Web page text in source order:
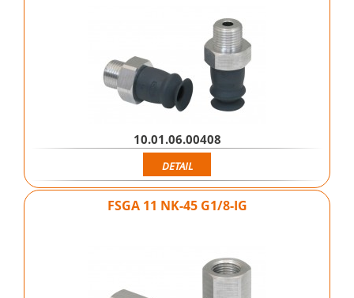
10.01.06.00408
DETAIL
FSGA 11 NK-45 G1/8-IG